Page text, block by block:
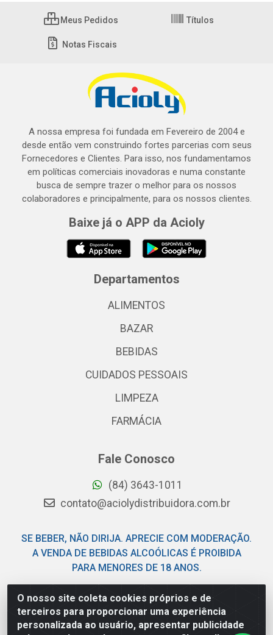
O nosso site coleta cookies próprios e de
terceiros para proporcionar uma experiência
personalizada ao usuário, apresentar publicidade
Meus Pedidos Títulos
Notas Fiscais
A nossa empresa foi fundada em Fevereiro de 2004 e
desde então vem construindo fortes parcerias com seus
Fornecedores e Clientes. Para isso, nos fundamentamos
em políticas comerciais inovadoras e numa constante
busca de sempre trazer o melhor para os nossos
colaboradores e principalmente, para os nossos clientes.
Baixe já o APP da Acioly
Departamentos
ALIMENTOS
BAZAR
BEBIDAS
CUIDADOS PESSOAIS
LIMPEZA
FARMÁCIA
Fale Conosco
(84) 3643-1011
contato@aciolydistribuidora.com.br
SE BEBER, NÃO DIRIJA. APRECIE COM MODERAÇÃO.
A VENDA DE BEBIDAS ALCOÓLICAS É PROIBIDA
PARA MENORES DE 18 ANOS.
Acioly Distribuidora - Av Piloto Pereira Tim - Parque de
Exposições - Parnamirim/RN - CEP 59146-480 - CNPJ
06.029.901/0001-92